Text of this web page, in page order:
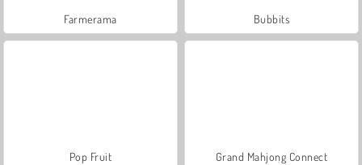
Farmerama Bubbits
Pop Fruit Grand Mahjong Connect